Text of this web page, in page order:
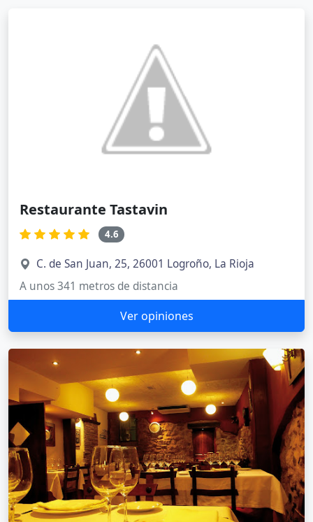
Restaurante Tastavin
4.6
C. de San Juan, 25, 26001 Logroño, La Rioja
A unos 341 metros de distancia
Ver opiniones